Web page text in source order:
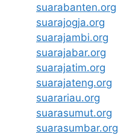
suarabanten.org
suarajogja.org
suarajambi.org
suarajabar.org
suarajatim.org
suarajateng.org
suarariau.org
suarasumut.org
suarasumbar.org